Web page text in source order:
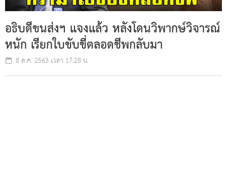
อธิบดีขนส่งฯ แจงแล้ว หลังโดนวิพากษ์วิจารณ์
หนัก เรียกใบขับขี่ตลอดชีพกลับมา
8 ส.ค. 2563 เวลา 17:28 น.